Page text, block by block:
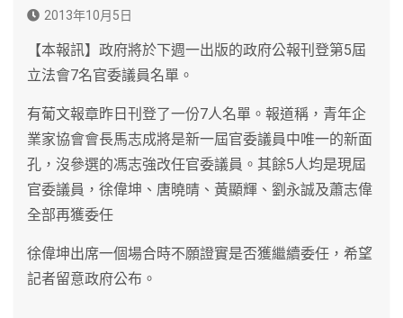
2013年10月5日
【本報訊】政府將於下週一出版的政府公報刊登第5屆
立法會7名官委議員名單。
有葡文報章昨日刊登了一份7人名單。報道稱，青年企
業家協會會長馬志成將是新一屆官委議員中唯一的新面
孔，沒參選的馮志強改任官委議員。其餘5人均是現屆
官委議員，徐偉坤、唐曉晴、黃顯輝、劉永誠及蕭志偉
全部再獲委任
徐偉坤出席一個場合時不願證實是否獲繼續委任，希望
記者留意政府公布。